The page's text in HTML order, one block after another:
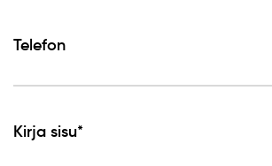
Telefon
Kirja sisu*